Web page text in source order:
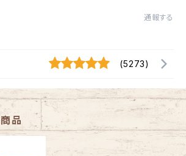
通報する
(5273)
品